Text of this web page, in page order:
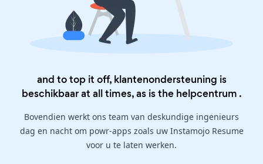
and to top it off, klantenondersteuning is
beschikbaar at all times, as is the helpcentrum .
Bovendien werkt ons team van deskundige ingenieurs
dag en nacht om powr-apps zoals uw Instamojo Resume
voor u te laten werken.